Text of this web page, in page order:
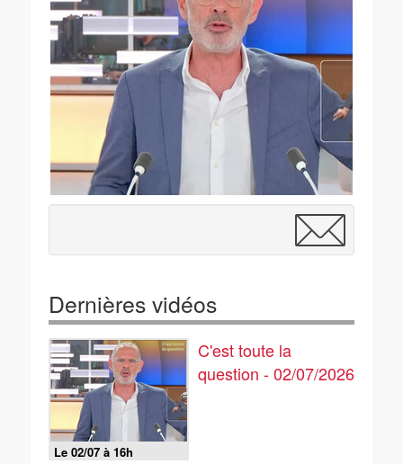
Dernières vidéos
Le 02/07 à 16h
C'est toute la
question - 02/07/2026